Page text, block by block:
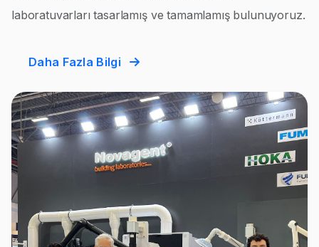
laboratuvarları tasarlamış ve tamamlamış bulunuyoruz.
Daha Fazla Bilgi